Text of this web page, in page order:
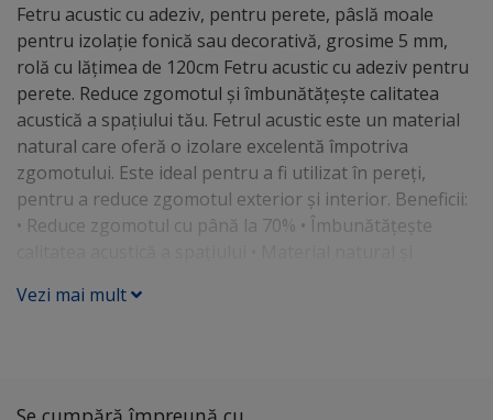
Fetru acustic cu adeziv, pentru perete, pâslă moale
pentru izolație fonică sau decorativă, grosime 5 mm,
rolă cu lățimea de 120cm Fetru acustic cu adeziv pentru
perete. Reduce zgomotul și îmbunătățește calitatea
acustică a spațiului tău. Fetrul acustic este un material
natural care oferă o izolare excelentă împotriva
zgomotului. Este ideal pentru a fi utilizat în pereți,
pentru a reduce zgomotul exterior și interior. Beneficii:
• Reduce zgomotul cu până la 70% • Îmbunătățește
izolare la pereții din beton sau cărămidă • Folosește-l
în mod obișnuit în studiourile de înregistrare pentru a
Vezi mai mult